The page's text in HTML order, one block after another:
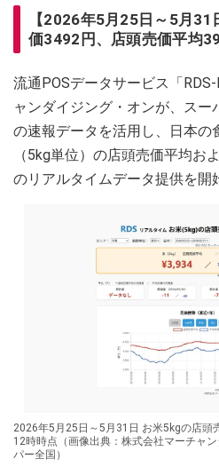
【2026年5月25日～5月
価3492円、店頭売価平均
流通POSデータサービス「
ャンダイジング・オンが、スー
の速報データを活用し、日本の
（5kg単位）の店頭売価平均お
のリアルタイムデータ提供を開
2026年5月25日～5月31日 お米5kgの店
12時時点（画像出典：株式会社マーチャ
パー全国）